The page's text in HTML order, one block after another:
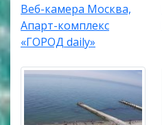
Веб-камера Москва,
Апарт-комплекс
«ГОРОД daily»